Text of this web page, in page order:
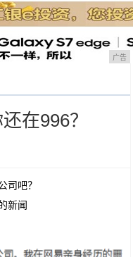
广告
在996？
司吧？
新闻